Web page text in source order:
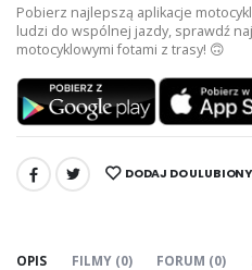
Pobierz najlepszą aplikacje
ludzi do wspólnej jazdy, sprawdź
motocyklowymi fotami z trasy! 🙃
UDOSTĘPNIJ: DODAJ DO
OPIS FILMY (0) FORUM (0)